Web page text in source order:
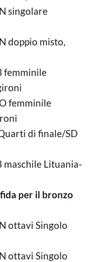
singolare
doppio misto,
femminile
femminile
di finale/SD
maschile Lituania-
per il bronzo
ottavi Singolo
ottavi Singolo